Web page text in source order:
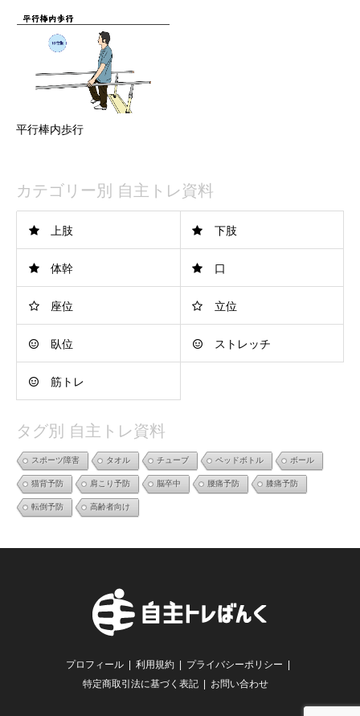
平行棒内歩行
カテゴリー別 自主トレ資料
上肢 下肢
体幹 口
座位 立位
臥位 ストレッチ
筋トレ
タグ別 自主トレ資料
スポーツ障害 タオル チューブ ペッドボトル ボール
猫背予防 肩こり予防 脳卒中 腰痛予防 膝痛予防
転倒予防 高齢者向け
プロフィール 利用規約
プライバシーポリシー
特定商取引法に基づく表記
お問い合わせ